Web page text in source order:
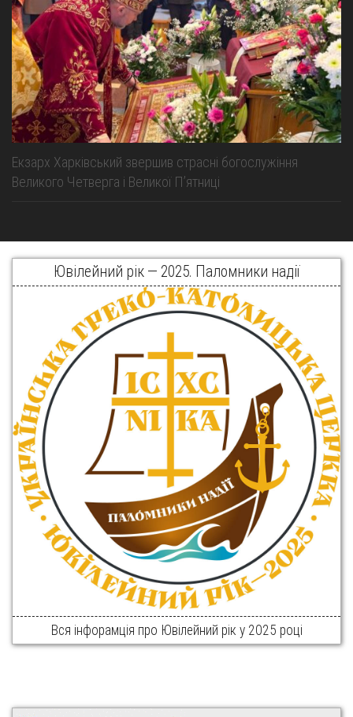
Екзарх Харківський звершив страсні богослужіння
Великого Четверга і Великої Пʼятниці
Ювілейний рік — 2025. Паломники надії
Вся інфорамція про Ювілейний рік у 2025 році